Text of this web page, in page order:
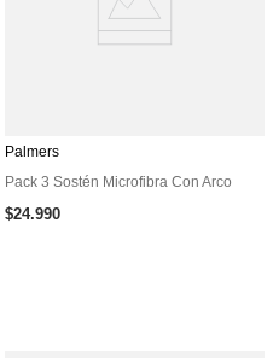
Palmers
Pack 3 Sostén Microfibra Con Arco
$24.990